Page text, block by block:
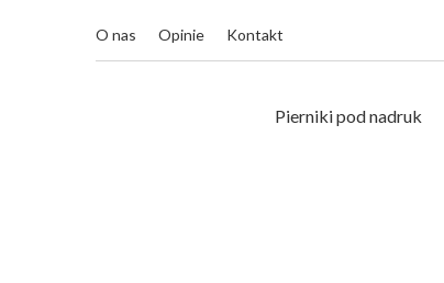
O nas Opinie Kontakt
Pierniki pod nadruk